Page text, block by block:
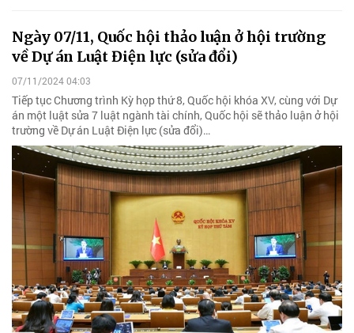
Ngày 07/11, Quốc hội thảo luận ở hội trường
về Dự án Luật Điện lực (sửa đổi)
07/11/2024 04:03
Tiếp tục Chương trình Kỳ họp thứ 8, Quốc hội khóa XV, cùng với Dự
án một luật sửa 7 luật ngành tài chính, Quốc hội sẽ thảo luận ở hội
trường về Dự án Luật Điện lực (sửa đổi)…